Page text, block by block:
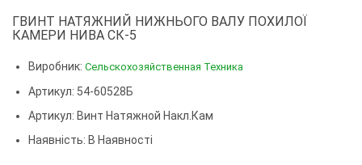
ГВИНТ НАТЯЖНИЙ НИЖНЬОГО ВАЛУ ПОХИЛОЇ
КАМЕРИ НИВА СК-5
Виробник: Сельскохозяйственная Техника
Артикул: 54-60528Б
Артикул: Винт Натяжной Накл.кам
Наявність: В Наявності